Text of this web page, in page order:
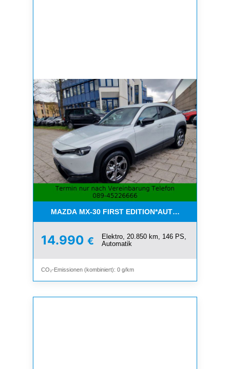
MAZDA MX-30 FIRST
14.990 €
Elektro, 20.850 km, 146 PS,
Automatik
CO₂-Emissionen (kombiniert): 0 g/km